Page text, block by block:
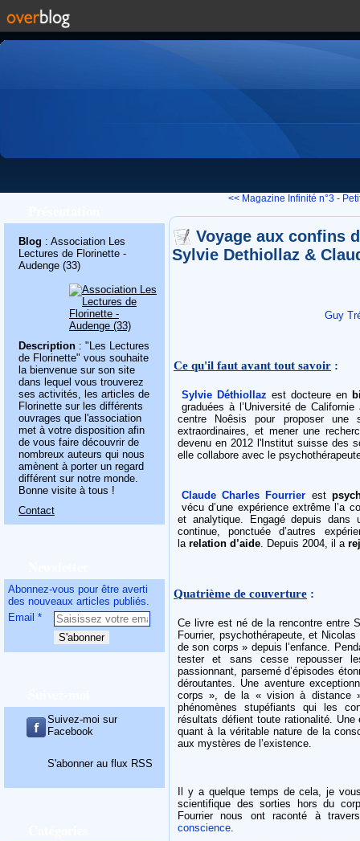
Blog : Association Les
Lectures de Florinette -
Audenge (33)
Description : "Les Lectures
de Florinette" vous souhaite
la bienvenue sur son site
dans lequel vous trouverez
ses activités, les articles de
Florinette sur les différents
ouvrages que l'association
met à votre disposition afin
de vous faire découvrir de
nombreux auteurs qui nous
amènent à porter un regard
différent sur notre monde.
Bonne visite à tous !
Contact
Abonnez-vous pour être averti
des nouveaux articles publiés.
Email
Suivez-moi sur
Facebook
S'abonner au flux RSS
<< Magazine Infinité n°3 -
Voyage aux confins
Sylvie Dethiollaz &
Guy
Ce qu'il faut avant tout savoir :
Sylvie Déthiollaz est docteure en
graduées à l’Université de
centre Noêsis pour proposer une
extraordinaires, et mener une
devenu en 2012 l'Institut suisse des
elle collabore avec le
Claude Charles Fourrier est
vécu d’une expérience extrême l’a
et analytique. Engagé depuis dans
continue, ponctuée d’autres
la relation d’aide. Depuis 2004, il a
Quatrième de couverture :
Ce livre est né de la rencontre entre
Fourrier, psychothérapeute, et
de son corps » depuis l’enfance.
tester et sans cesse repousser
passionnant, parsemé d’épisodes
déroutantes. Une aventure
corps », de la « vision à distance
phénomènes stupéfiants qui les
résultats défient toute rationalité.
quant à la véritable nature de la
aux mystères de l’existence.
Il y a quelque temps de cela, je
scientifique des sorties hors du
Fourrier nous ont raconté à
conscience.